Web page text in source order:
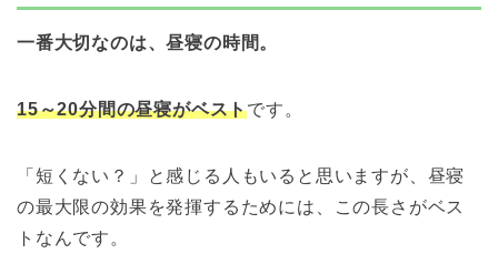
一番大切なのは、昼寝の時間。
15～20分間の昼寝がベストです。
「短くない？」と感じる人もいると思いますが、昼寝
の最大限の効果を発揮するためには、この長さがベス
トなんです。